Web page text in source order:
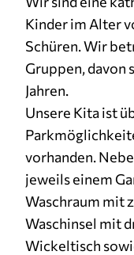
Kinder im Alter
Schüren. Wir
Gruppen, davon
Jahren.
Unsere Kita ist
vorhanden.
jeweils einem
Waschraum mit
Waschinsel mit
Wickeltisch
Cookie
3 Monate